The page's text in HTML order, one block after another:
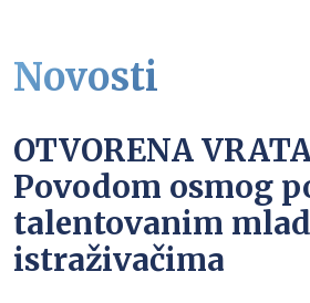
Novosti
OTVORENA
Povodom osmog
talentovanim
istraživačima